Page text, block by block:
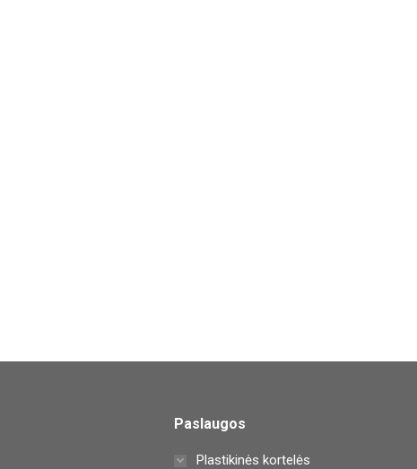
Paslaugos
Plastikinės kortelės